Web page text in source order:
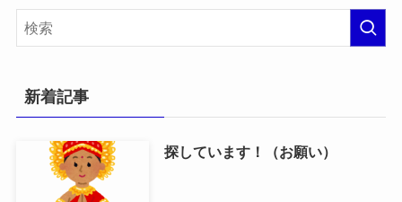
新着記事
探しています！（お願い）